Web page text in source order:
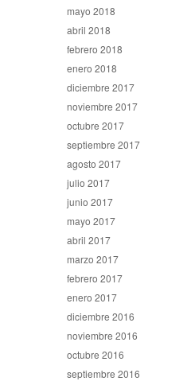
mayo 2018
abril 2018
febrero 2018
enero 2018
diciembre 2017
noviembre 2017
octubre 2017
septiembre 2017
agosto 2017
julio 2017
junio 2017
mayo 2017
abril 2017
marzo 2017
febrero 2017
enero 2017
diciembre 2016
noviembre 2016
octubre 2016
septiembre 2016